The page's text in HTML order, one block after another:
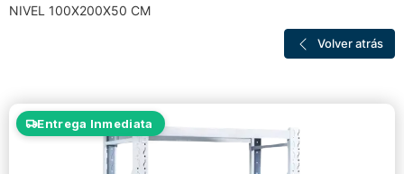
NIVEL 100X200X50 CM
Volver atrás
Entrega Inmediata